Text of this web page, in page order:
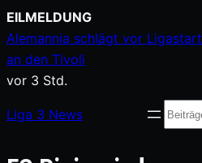
Zum
Inhalt
springen
EILMELDUNG
Alemannia schlägt vor
an den Tivoli
vor 3 Std.
Liga 3 News